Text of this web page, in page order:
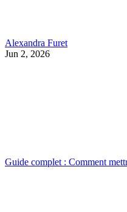
Alexandra Furet
Jun 2, 2026
Guide complet : Comment